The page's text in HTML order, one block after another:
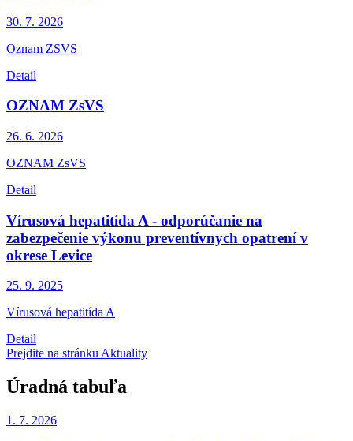
30. 7. 2026
Oznam ZSVS
Detail
OZNAM ZsVS
26. 6. 2026
OZNAM ZsVS
Detail
Vírusová hepatitída A - odporúčanie na
zabezpečenie výkonu preventívnych opatrení v
okrese Levice
25. 9. 2025
Vírusová hepatitída A
Detail
Prejdite na stránku Aktuality
Úradná tabuľa
1. 7. 2026